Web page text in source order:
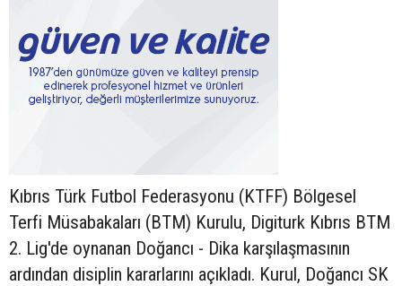
Kıbrıs Türk Futbol Federasyonu (KTFF) Bölgesel
Terfi Müsabakaları (BTM) Kurulu, Digiturk Kıbrıs BTM
2. Lig'de oynanan Doğancı - Dika karşılaşmasının
ardından disiplin kararlarını açıkladı. Kurul, Doğancı SK